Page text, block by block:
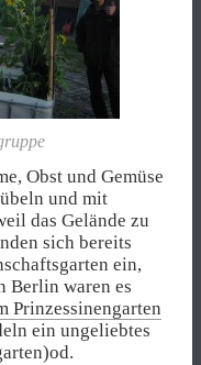
Obst und Gemüse
und mit
das Gelände zu
sich bereits
ein,
Berlin waren es
Prinzessinengarten
ein ungeliebtes